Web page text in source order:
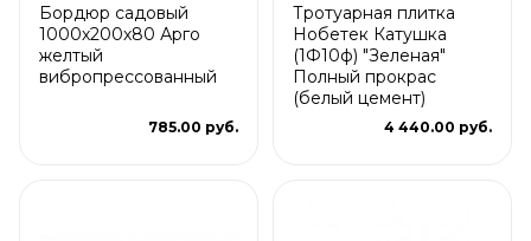
Бордюр садовый
1000х200х80 Арго
желтый
вибропрессованный
785.00 руб.
Тротуарная плитка
Нобетек Катушка
(1Ф10ф) "Зеленая"
Полный прокрас
(белый цемент)
4 440.00 руб.